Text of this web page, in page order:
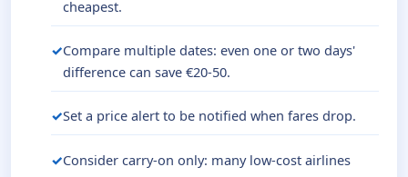
cheapest.
Compare multiple dates: even one or two days'
difference can save €20-50.
Set a price alert to be notified when fares drop.
Consider carry-on only: many low-cost airlines